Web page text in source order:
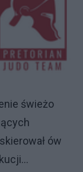
świeżo
ów